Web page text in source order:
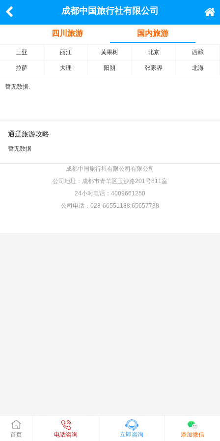
成都中国旅行社有限公司
四川旅游 国内旅游
三亚 丽江 黄果树 北京 西藏
拉萨 大理 阳朔 张家界 北海
暂无数据.
通辽旅游攻略
暂无数据
成都中国旅行社有限公司有限公司
公司地址：成都市青羊区玉沙路201号811室
24小时电话：4009661250
公司电话：028-66551188;65657788
首页 电话咨询 立即咨询 添加微信